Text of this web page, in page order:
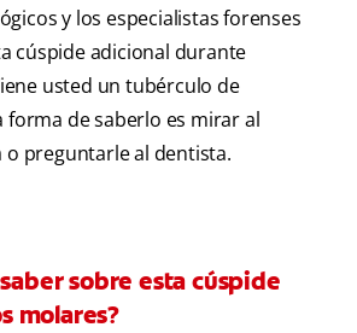
y los especialistas forenses
cúspide adicional durante
usted un tubérculo de
forma de saberlo es mirar al
preguntarle al dentista.
sobre esta cúspide
molares?